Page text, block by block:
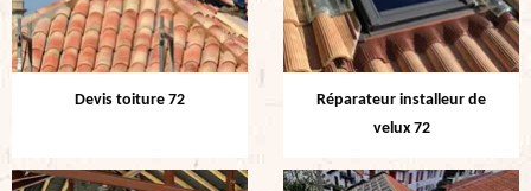
Devis toiture 72
Réparateur installeur de
velux 72